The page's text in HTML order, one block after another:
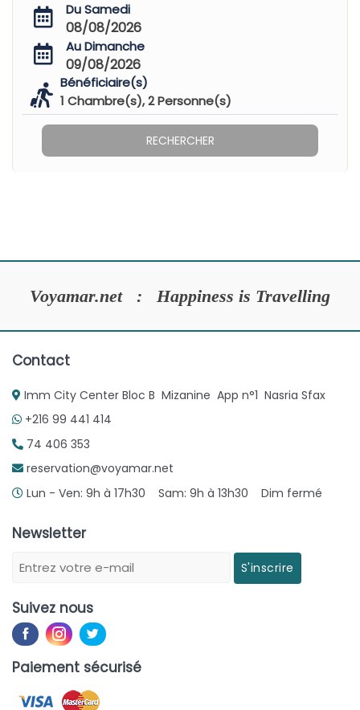
Du Samedi
08/08/2026
Au Dimanche
09/08/2026
Bénéficiaire(s)
1 Chambre(s),2Personne(s)
RECHERCHER
Voyamar.net : Happiness is Travelling
Contact
Imm City Center Bloc B Mizanine App n°1 Nasria Sfax
+216 99 441 414
74 406 353
reservation@voyamar.net
Lun - Ven: 9h à 17h30 Sam: 9h à 13h30 Dim fermé
Newsletter
S'inscrire
Suivez nous
Paiement sécurisé